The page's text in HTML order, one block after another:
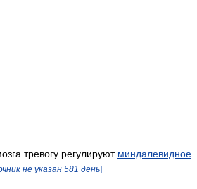
тревогу регулируют миндалевидное
не указан 581 день]